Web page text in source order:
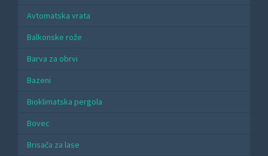
Avtomatska vrata
Balkonske rože
Barva za obrvi
Bazeni
Bioklimatska pergola
Bovec
Brisača za lase